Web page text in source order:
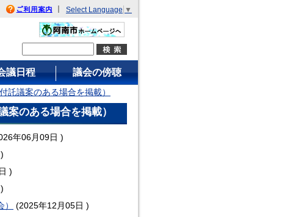
利用案内
｜ Select Language ▼
議日程 議会の傍聴
議案のある場合を掲載）
のある場合を掲載）
年06月09日 )
)
)
)
(2025年12月05日 )